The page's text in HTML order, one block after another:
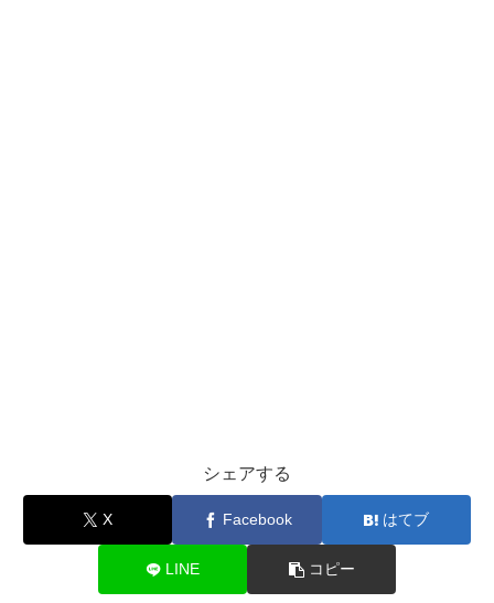
シェアする
X Facebook はてブ
LINE コピー